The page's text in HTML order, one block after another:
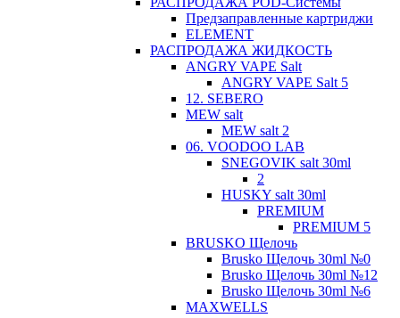
Предзаправленные картриджи
ELEMENT
РАСПРОДАЖА ЖИДКОСТЬ
ANGRY VAPE Salt
ANGRY VAPE Salt 5
12. SEBERO
MEW salt
MEW salt 2
06. VOODOO LAB
SNEGOVIK salt 30ml
2
HUSKY salt 30ml
PREMIUM
PREMIUM 5
BRUSKO Щелочь
Brusko Щелочь 30ml №0
Brusko Щелочь 30ml №12
Brusko Щелочь 30ml №6
MAXWELLS